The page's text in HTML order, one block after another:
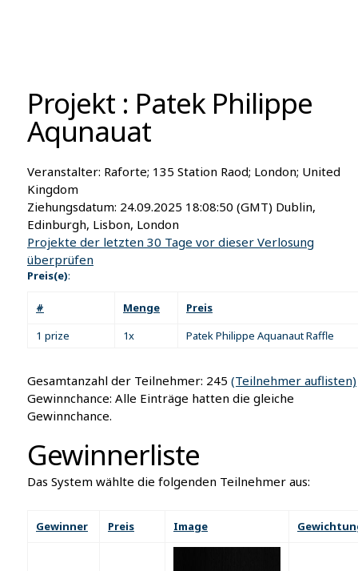
Projekt : Patek Philippe
Aqunauat
Veranstalter: Raforte; 135 Station Raod; London; United
Kingdom
Ziehungsdatum: 24.09.2025 18:08:50 (GMT) Dublin,
Edinburgh, Lisbon, London
Projekte der letzten 30 Tage vor dieser Verlosung
überprüfen
Preis(e):
# Menge
Preis
1 prize
1x Patek Philippe Aquanaut Raffle
Gesamtanzahl der Teilnehmer: 245 (Teilnehmer auflisten)
Gewinnchance: Alle Einträge hatten die gleiche
Gewinnchance.
Gewinnerliste
Das System wählte die folgenden Teilnehmer aus:
Gewinner Preis Image